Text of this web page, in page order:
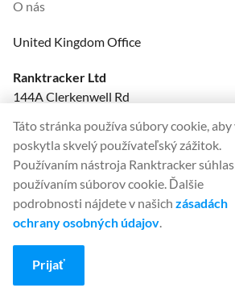
O nás
United Kingdom Office
Ranktracker Ltd
144A Clerkenwell Rd
Company No: 08820809
felix@ranktracker.com
2015 -2026© Ranktracker. All
Táto stránka používa súbory cookie, aby
poskytla skvelý používateľský zážitok.
Používaním nástroja Ranktracker
používaním súborov cookie. Ďalšie
podrobnosti nájdete v našich zásadách
ochrany osobných údajov.
Prijať